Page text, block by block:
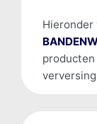
Hieronder